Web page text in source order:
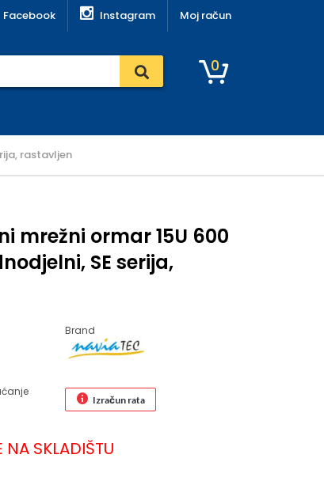
Facebook Instagram Moj račun
0
rastavljen
mrežni ormar 15U 600
SE serija,
Brand
Izračun rata
SKLADIŠTU